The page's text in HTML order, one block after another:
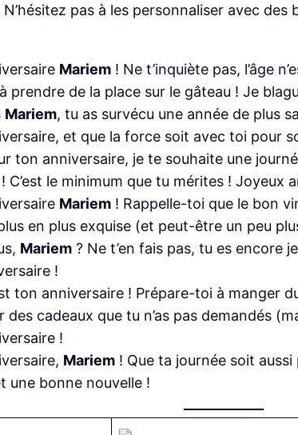
pas à les personnaliser avec des
Mariem ! Ne t’inquiète pas, l’âge
prendre de la place sur le gâteau ! Je
Mariem, tu as survécu une année de plus
et que la force soit avec toi pour
ton anniversaire, je te souhaite une
C’est le minimum que tu mérites ! Joyeux
Mariem ! Rappelle-toi que le bon
en plus exquise (et peut-être un peu
Mariem ? Ne t’en fais pas, tu es encore
!
ton anniversaire ! Prépare-toi à manger
des cadeaux que tu n’as pas demandés
!
Mariem ! Que ta journée soit
une bonne nouvelle !